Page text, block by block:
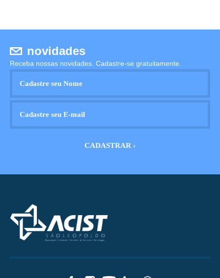
novidades
Receba nossas novidades. Cadastre-se gratuitamente.